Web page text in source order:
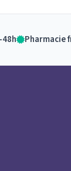
Pharmacie